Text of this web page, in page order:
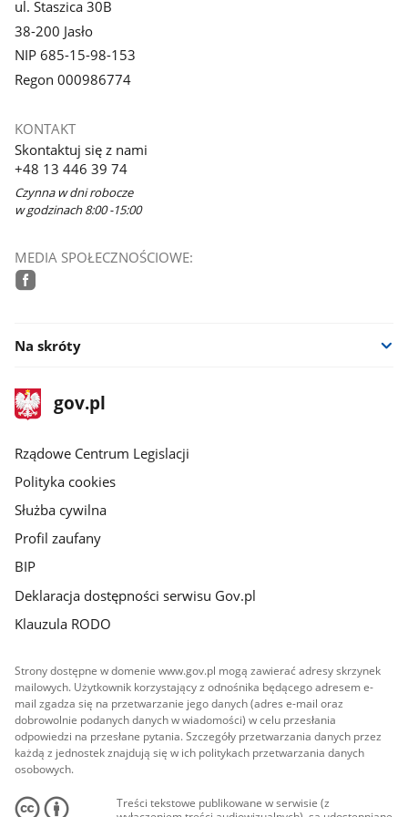
ul. Staszica 30B
38-200 Jasło
NIP 685-15-98-153
Regon 000986774
KONTAKT
Skontaktuj się z nami
+48 13 446 39 74
Czynna w dni robocze
w godzinach 8:00 -15:00
MEDIA SPOŁECZNOŚCIOWE:
Na skróty
stopka
gov.plStrona
gov.pl
Rządowe Centrum Legislacji
Polityka cookies
Służba cywilna
Profil zaufany
BIP
Deklaracja dostępności serwisu Gov.pl
Klauzula RODO
Strony dostępne w domenie www.gov.pl mogą zawierać adresy skrzynek
mailowych. Użytkownik korzystający z odnośnika będącego adresem e-
mail zgadza się na przetwarzanie jego danych (adres e-mail oraz
dobrowolnie podanych danych w wiadomości) w celu przesłania
odpowiedzi na przesłane pytania. Szczegóły przetwarzania danych przez
każdą z jednostek znajdują się w ich politykach przetwarzania danych
osobowych.
Treści tekstowe publikowane w serwisie (z